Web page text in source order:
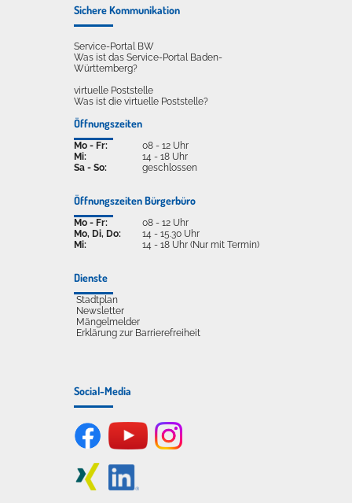
Sichere Kommunikation
Service-Portal BW
Was ist das Service-Portal Baden-
Württemberg?
virtuelle Poststelle
Was ist die virtuelle Poststelle?
Öffnungszeiten
Mo - Fr:
Mi:
Sa - So:
08 - 12 Uhr
14 - 18 Uhr
geschlossen
Öffnungszeiten Bürgerbüro
Mo - Fr:
Mo, Di, Do:
Mi:
08 - 12 Uhr
14 - 15.30 Uhr
14 - 18 Uhr (Nur mit Termin)
Dienste
Stadtplan
Newsletter
Mängelmelder
Erklärung zur Barrierefreiheit
Social-Media